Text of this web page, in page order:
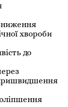
хвороби
до